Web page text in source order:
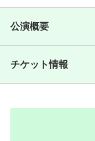
公演概要
チケット情報